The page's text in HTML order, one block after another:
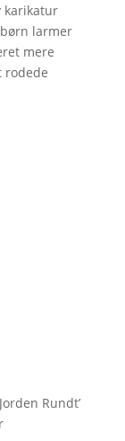
karikatur
larmer
mere
rodede
Rundt’